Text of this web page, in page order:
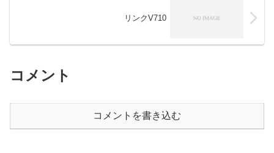
リンクV710
コメント
コメントを書き込む